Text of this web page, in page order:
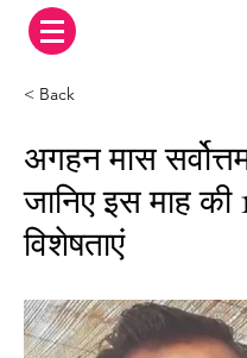
< Back
अगहन मास
जानिए इस माह की
विशेषताएं